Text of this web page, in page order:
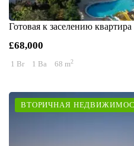
Готовая к заселению
£68,000
1 Br 1 Ba 68 m2
ВТОРИЧНАЯ